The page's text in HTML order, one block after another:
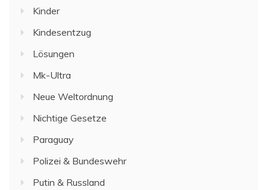
Kinder
Kindesentzug
Lösungen
Mk-Ultra
Neue Weltordnung
Nichtige Gesetze
Paraguay
Polizei & Bundeswehr
Putin & Russland